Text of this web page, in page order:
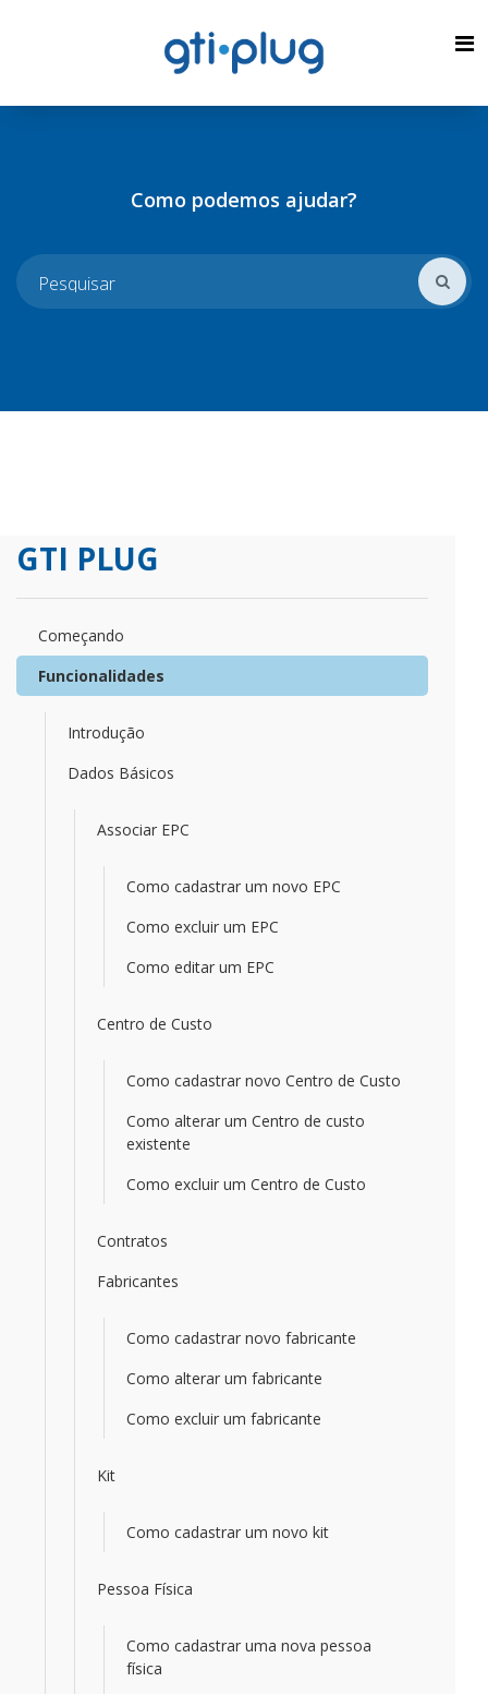
Como podemos ajudar?
GTI PLUG
Começando
Funcionalidades
Introdução
Dados Básicos
Associar EPC
Como cadastrar um novo EPC
Como excluir um EPC
Como editar um EPC
Centro de Custo
Como cadastrar novo Centro de Custo
Como alterar um Centro de custo
existente
Como excluir um Centro de Custo
Contratos
Fabricantes
Como cadastrar novo fabricante
Como alterar um fabricante
Como excluir um fabricante
Kit
Como cadastrar um novo kit
Pessoa Física
Como cadastrar uma nova pessoa
física